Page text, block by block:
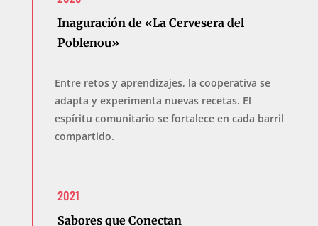
Inaguración de «La Cervesera del
Poblenou»
Entre retos y aprendizajes, la cooperativa se
adapta y experimenta nuevas recetas. El
espíritu comunitario se fortalece en cada barril
compartido.
2021
Sabores que Conectan